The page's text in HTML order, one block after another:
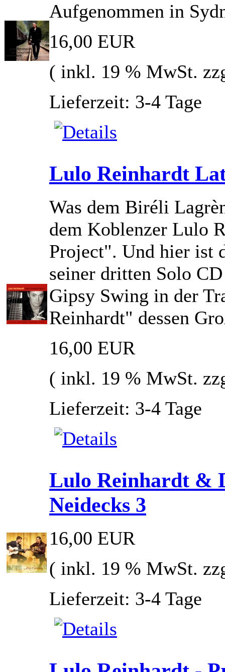
Aufgenommen in
16,00 EUR
( inkl. 19 % MwSt.
Lieferzeit: 3-4 Tage
Lulo Reinhardt
Was dem Biréli
dem Koblenzer Lulo
Project". Und hier ist
seiner dritten Solo
Gipsy Swing in der
Reinhardt" dessen
16,00 EUR
( inkl. 19 % MwSt.
Lieferzeit: 3-4 Tage
Lulo Reinhardt &
Neidecks 3
16,00 EUR
( inkl. 19 % MwSt.
Lieferzeit: 3-4 Tage